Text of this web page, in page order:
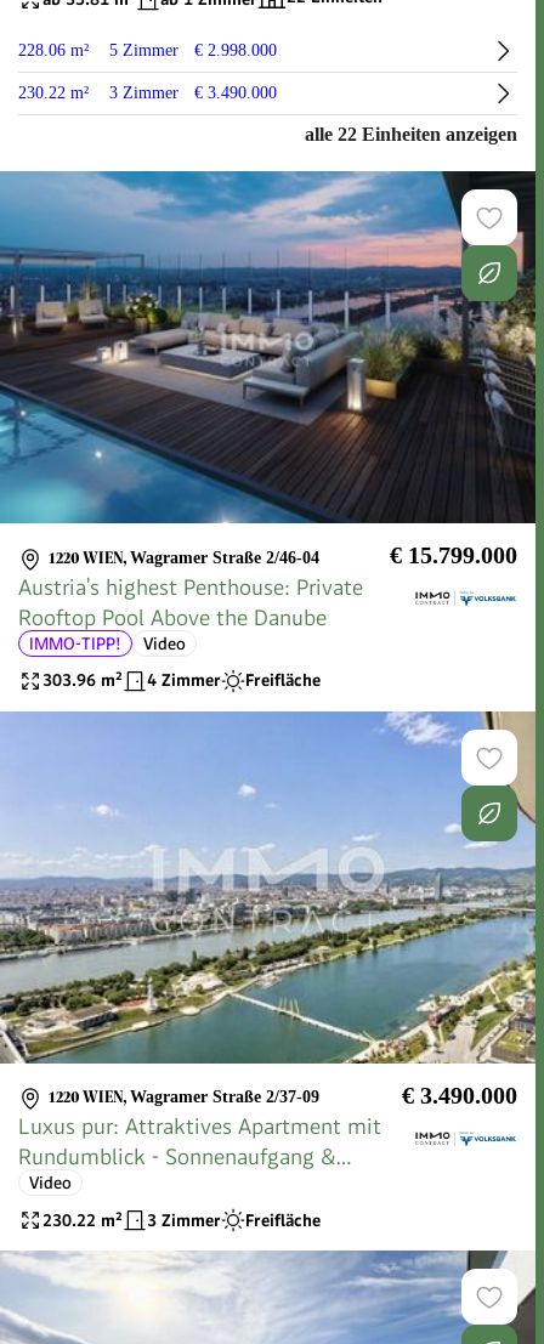
228.06 m² 5 Zimmer € 2.998.000
230.22 m² 3 Zimmer € 3.490.000
alle 22 Einheiten anzeigen
1220 WIEN, Wagramer Straße 2/46-04 € 15.799.000
Austria's highest Penthouse: Private
Rooftop Pool Above the Danube
IMMO-TIPP!
Video
303.96 m² 4 Zimmer Freifläche
1220 WIEN, Wagramer Straße 2/37-09 € 3.490.000
Luxus pur: Attraktives Apartment mit
Rundumblick - Sonnenaufgang &
Sonnenuntergang
Video
230.22 m² 3 Zimmer Freifläche